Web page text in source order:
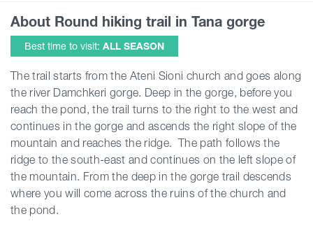
Georgia
About Round hiking trail in Tana gorge
Best time to visit: ALL SEASON
The trail starts from the Ateni Sioni church and goes along
the river Damchkeri gorge. Deep in the gorge, before you
reach the pond, the trail turns to the right to the west and
continues in the gorge and ascends the right slope of the
mountain and reaches the ridge. The path follows the
ridge to the south-east and continues on the left slope of
the mountain. From the deep in the gorge trail descends
where you will come across the ruins of the church and
the pond.